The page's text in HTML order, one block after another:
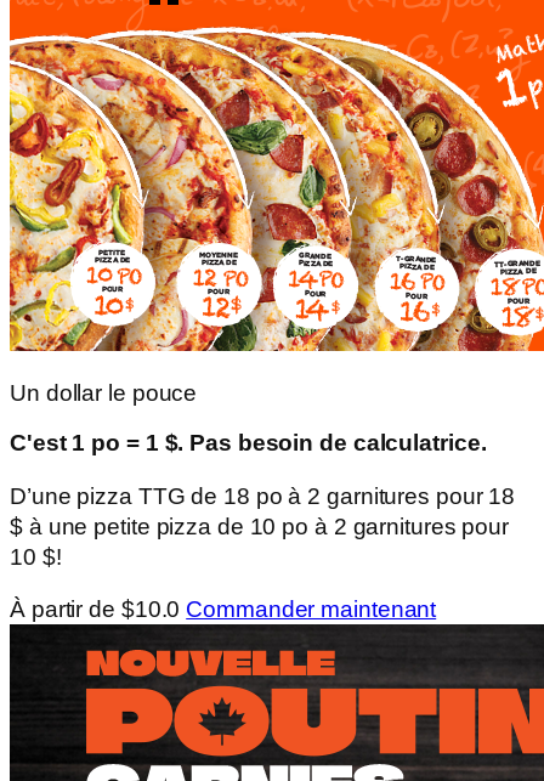
Un dollar le pouce
C'est 1 po = 1 $. Pas besoin de calculatrice.
D’une pizza TTG de 18 po à 2 garnitures pour 18
$ à une petite pizza de 10 po à 2 garnitures pour
10 $!
À partir de $10.0 Commander maintenant